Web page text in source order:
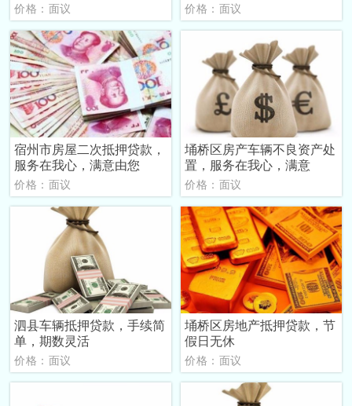
价格：面议 价格：面议
宿州市房屋二次抵押贷款，
服务在我心，满意由您
价格：面议
埇桥区房产车辆不良资产处
置，服务在我心，满意
价格：面议
泗县车辆抵押贷款，手续简
单，期数灵活
价格：面议
埇桥区房地产抵押贷款，节
假日无休
价格：面议